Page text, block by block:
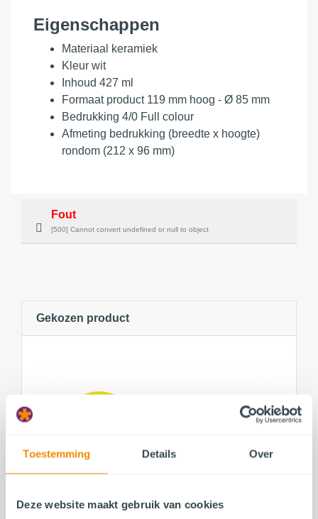
Toestemming Details Over
Deze website maakt gebruik van cookies
Eigenschappen
Materiaal keramiek
Kleur wit
Inhoud 427 ml
Formaat product 119 mm hoog - Ø 85 mm
Bedrukking 4/0 Full colour
Afmeting bedrukking (breedte x hoogte)
rondom (212 x 96 mm)
Fout
[500] Cannot convert undefined or null to object
Gekozen product